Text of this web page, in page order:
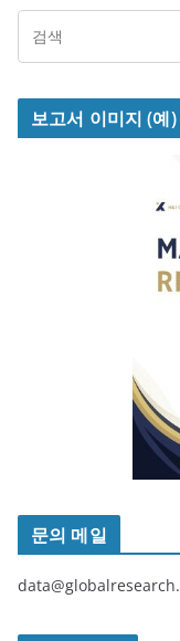
보고서 이미지 (예)
문의 메일